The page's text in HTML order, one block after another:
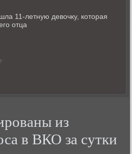
11-летную девочку, которая
отца
из
в ВКО за сутки